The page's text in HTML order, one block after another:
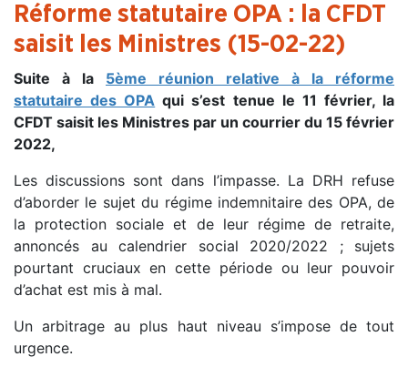
Réforme statutaire OPA : la CFDT
saisit les Ministres (15-02-22)
Suite à la 5ème réunion relative à la réforme
statutaire des OPA qui s’est tenue le 11 février, la
CFDT saisit les Ministres par un courrier du 15 février
2022,
Les discussions sont dans l’impasse. La DRH refuse
d’aborder le sujet du régime indemnitaire des OPA, de
la protection sociale et de leur régime de retraite,
annoncés au calendrier social 2020/2022 ; sujets
pourtant cruciaux en cette période ou leur pouvoir
d’achat est mis à mal.
Un arbitrage au plus haut niveau s’impose de tout
urgence.